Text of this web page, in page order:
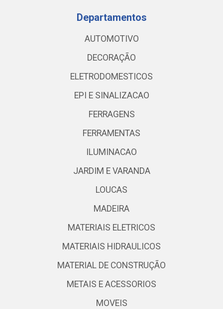
Departamentos
AUTOMOTIVO
DECORAÇÃO
ELETRODOMESTICOS
EPI E SINALIZACAO
FERRAGENS
FERRAMENTAS
ILUMINACAO
JARDIM E VARANDA
LOUCAS
MADEIRA
MATERIAIS ELETRICOS
MATERIAIS HIDRAULICOS
MATERIAL DE CONSTRUÇÃO
METAIS E ACESSORIOS
MOVEIS